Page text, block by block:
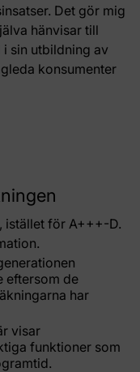
Det gör mig
hänvisar till
sin utbildning av
konsumenter
istället för A+++-D.
eftersom de
har
visar
funktioner som